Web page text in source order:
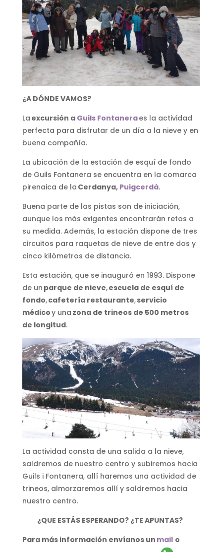
¿A DÓNDE VAMOS?
La excursión a Guils Fontaneraes la actividad
perfecta para disfrutar de un día a la nieve y en
buena compañía.
La ubicación de la estación de esquí de fondo
de Guils Fontanera se encuentra en la comarca
pirenaica de la Cerdanya, Puigcerdà.
Buena parte de las pistas son de iniciación,
aunque los más exigentes encontrarán retos a
su medida. Además, la estación dispone de tres
circuitos para raquetas de nieve de entre dos y
cinco kilómetros de distancia.
Esta estación, que se inauguró en 1993. Dispone
de un parque de nieve,escuela de esquí de
fondo,cafetería restaurante,servicio
médicoy una zona de trineos de 500 metros
de longitud.
La actividad consta de una salida a la nieve,
saldremos de nuestro centro y subiremos hacia
Guils i Fontanera, allí haremos una actividad de
trineos, almorzaremos allí y saldremos hacia
nuestro centro.
¿QUE ESTÁS ESPERANDO? ¿TE APUNTAS?
Para más información envíanos un mail o